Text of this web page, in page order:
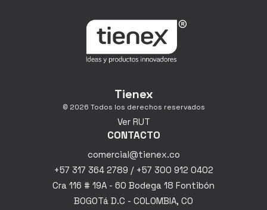
Tienex
© 2026 Todos los derechos reservados
Ver RUT
CONTACTO
comercial@tienex.co
+57 317 364 2789 / +57 300 912 0402
Cra 116 # 19A - 60 Bodega 18 Fontibón
BOGOTá D.C - COLOMBIA, CO